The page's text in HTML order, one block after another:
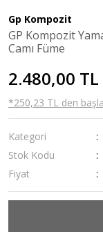
Gp Kompozit
GP Kompozit
Camı Füme
2.480,00 TL
*250,23 TL den
Kategori
Stok Kodu
Fiyat